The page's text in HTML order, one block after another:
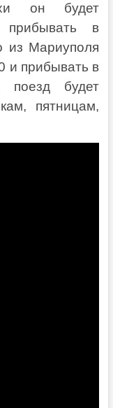
он будет
в
из Мариуполя
и прибывать в
будет
пятницам,